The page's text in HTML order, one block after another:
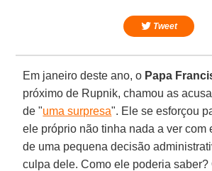
Tweet
Em janeiro deste ano, o Papa
próximo de Rupnik, chamou as
de "uma surpresa". Ele se esforçou
ele próprio não tinha nada a ver com
de uma pequena decisão
culpa dele. Como ele poderia saber?